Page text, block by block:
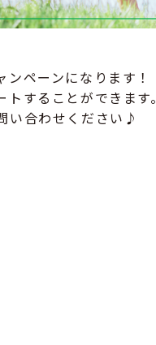
ペーンになります！
することができます。
い合わせください♪